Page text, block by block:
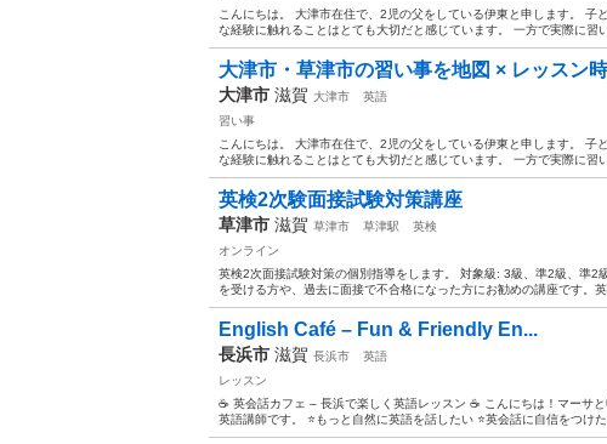
こんにちは。 大津市在住で、2児の父をしている伊東と申します。 子
な経験に触れることはとても大切だと感じています。 一方で実際に習
大津市・草津市の習い事を地図 × レッスン
大津市 滋賀 大津市
英語
習い事
こんにちは。 大津市在住で、2児の父をしている伊東と申します。 子
な経験に触れることはとても大切だと感じています。 一方で実際に習
英検2次験面接試験対策講座
草津市 滋賀 草津市 草津駅
英検
オンライン
英検2次面接試験対策の個別指導をします。 対象級: 3級、準2級、準
を受ける方や、過去に面接で不合格になった方にお勧めの講座です。
English Café – Fun & Friendly En...
長浜市 滋賀 長浜市
英語
レッスン
☕ 英会話カフェ – 長浜で楽しく英語レッスン ☕ こんにちは！マーサ
英語講師です。 ⭐もっと自然に英語を話したい ⭐英会話に自信をつけた